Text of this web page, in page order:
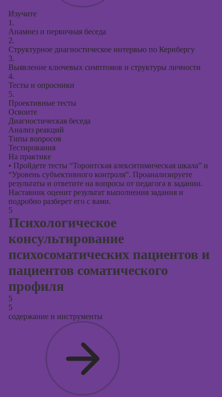
Изучите
1.
Анамнез и первичная беседа
2.
Структурное диагностическое интервью по Кернбергу
3.
Выявление ключевых симптомов и структуры личности
4.
Тесты и опросники
5.
Проективные тесты
Освоите
Диагностическая беседа
Анализ реакций
Типы вопросов
Тестирования
На практике
• Пройдете тесты “Торонтская алекситимическая шкала” и
“Уровень субъективного контроля”. Проанализируете
результаты и ответите на вопросы от педагога в задании.
Наставник оценит результат выполнения задания и
подробно разберет его с вами.
5
Психологическое
консультирование
психосоматических пациентов и
пациентов соматического
профиля
5
5
содержание и инструменты